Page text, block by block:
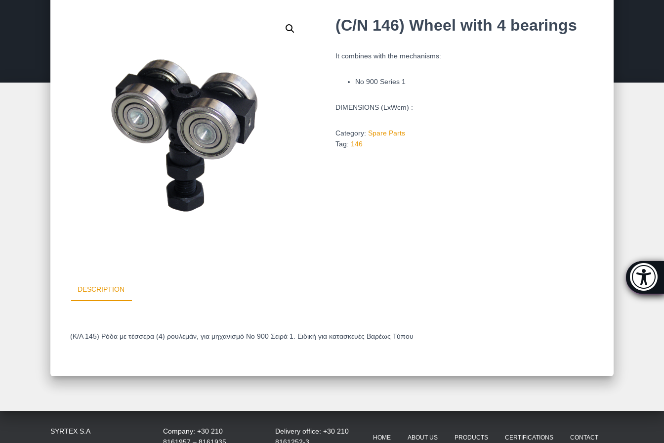
(C/N 146) Wheel with 4 bearings
It combines with the mechanisms:
No 900 Series 1
DIMENSIONS (LxWcm) :
Category: Spare Parts
Tag: 146
DESCRIPTION
(Κ/Α 145) Ρόδα με τέσσερα (4) ρουλεμάν, για μηχανισμό No 900 Σειρά 1. Ειδική για κατασκευές Βαρέως Τύπου
SYRTEX S.A
Company: +30 210
Delivery office: +30 210
HOME ABOUT US PRODUCTS CERTIFICATIONS CONTACT